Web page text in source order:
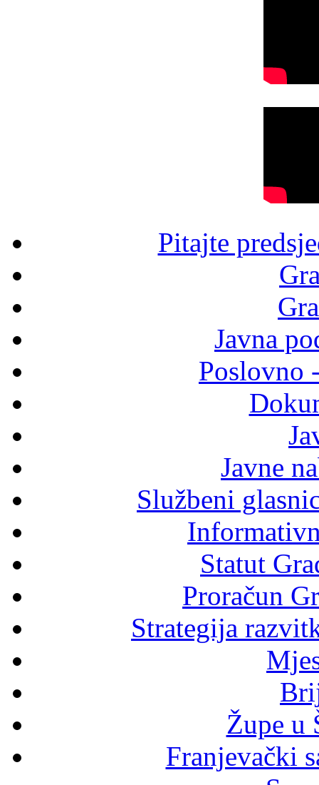
Pitajte
Javna
Poslovno
Javne
Službeni
Statut
Proračun
Strategija
Župe u
Franjevački